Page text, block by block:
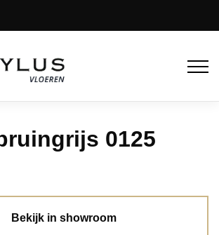
0125
Bekijk in showroom